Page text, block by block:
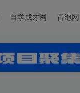
自学成才网 冒泡网